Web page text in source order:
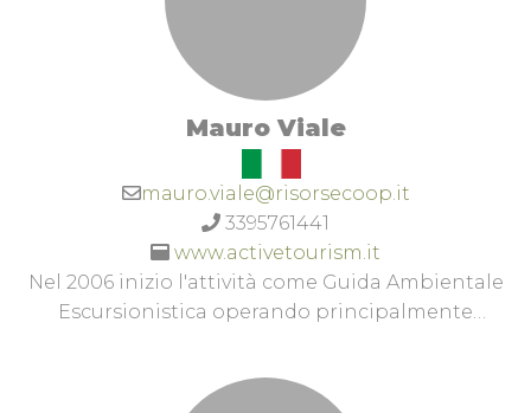
Mauro Viale
mauro.viale@risorsecoop.it
3395761441
www.activetourism.it
Nel 2006 inizio l'attività come Guida Ambientale
Escursionistica operando principalmente
Gola della Rossa e Frasassi. Da sempre seguo il